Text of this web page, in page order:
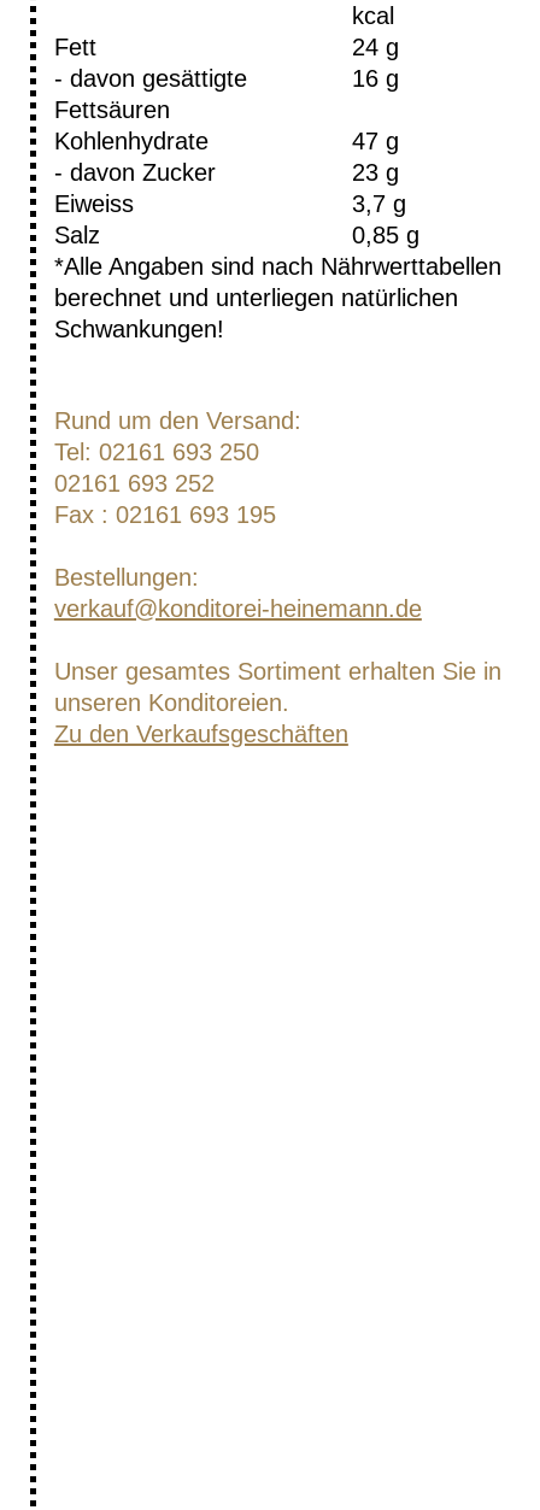
kcal
Fett
24 g
- davon gesättigte
Fettsäuren
16 g
Kohlenhydrate
47 g
- davon Zucker
23 g
Eiweiss
3,7 g
Salz
0,85 g
*Alle Angaben sind nach Nährwerttabellen
berechnet und unterliegen natürlichen
Schwankungen!
Rund um den Versand:
Tel: 02161 693 250
02161 693 252
Fax : 02161 693 195
Bestellungen:
verkauf@konditorei-heinemann.de
Unser gesamtes Sortiment erhalten Sie in
unseren Konditoreien.
Zu den Verkaufsgeschäften